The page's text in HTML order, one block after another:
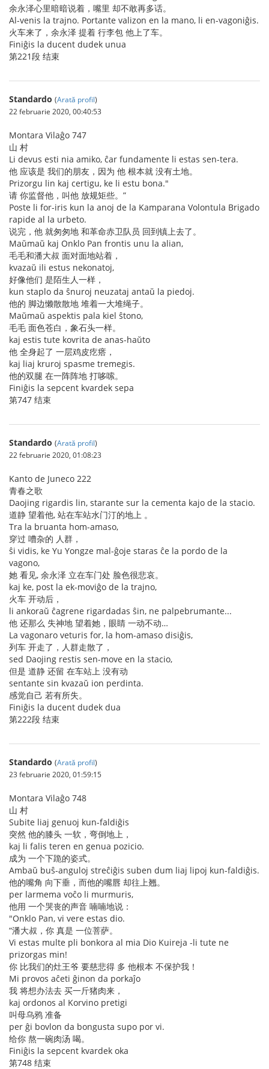
余永泽心里暗暗说着，嘴里 却不敢再多话。
Al-venis la trajno. Portante valizon en la mano, li en-vagoniĝis.
火车来了，余永泽 提着 行李包 他上了车。
Finiĝis la ducent dudek unua
第221段 结束
Standardo (Arată profil)
22 februarie 2020, 00:40:53
Montara Vilaĝo 747
山 村
Li devus esti nia amiko, ĉar fundamente li estas sen-tera.
他 应该是 我们的朋友，因为 他 根本就 没有土地。
Prizorgu lin kaj certigu, ke li estu bona."
请 你监督他，叫他 放规矩些。”
Poste li for-iris kun la anoj de la Kamparana Volontula Brigado
rapide al la urbeto.
说完，他 就匆匆地 和革命赤卫队员 回到镇上去了。
Maŭmaŭ kaj Onklo Pan frontis unu la alian,
毛毛和潘大叔 面对面地站着，
kvazaŭ ili estus nekonatoj,
好像他们 是陌生人一样，
kun staplo da ŝnuroj neuzataj antaŭ la piedoj.
他的 脚边懒散散地 堆着一大堆绳子。
Maŭmaŭ aspektis pala kiel ŝtono,
毛毛 面色苍白，象石头一样。
kaj estis tute kovrita de anas-haŭto
他 全身起了 一层鸡皮疙瘩，
kaj liaj kruroj spasme tremegis.
他的双腿 在一阵阵地 打哆嗦。
Finiĝis la sepcent kvardek sepa
第747 结束
Standardo (Arată profil)
22 februarie 2020, 01:08:23
Kanto de Juneco 222
青春之歌
Daojing rigardis lin, starante sur la cementa kajo de la stacio.
道静 望着他, 站在车站水门汀的地上 。
Tra la bruanta hom-amaso,
穿过 嘈杂的 人群，
ŝi vidis, ke Yu Yongze mal-ĝoje staras ĉe la pordo de la
vagono,
她 看见, 余永泽 立在车门处 脸色很悲哀。
kaj ke, post la ek-moviĝo de la trajno,
火车 开动后，
li ankoraŭ ĉagrene rigardadas ŝin, ne palpebrumante...
他 还那么 失神地 望着她，眼睛 一动不动…
La vagonaro veturis for, la hom-amaso disiĝis,
列车 开走了，人群走散了，
sed Daojing restis sen-move en la stacio,
但是 道静 还留 在车站上 没有动
sentante sin kvazaŭ ion perdinta.
感觉自己 若有所失。
Finiĝis la ducent dudek dua
第222段 结束
Standardo (Arată profil)
23 februarie 2020, 01:59:15
Montara Vilaĝo 748
山 村
Subite liaj genuoj kun-faldiĝis
突然 他的膝头 一软，弯倒地上，
kaj li falis teren en genua pozicio.
成为 一个下跪的姿式。
Ambaŭ buŝ-anguloj streĉiĝis suben dum liaj lipoj kun-faldiĝis.
他的嘴角 向下垂，而他的嘴唇 却往上翘。
per larmema voĉo li murmuris,
他用 一个哭丧的声音 喃喃地说：
"Onklo Pan, vi vere estas dio.
“潘大叔，你 真是 一位菩萨。
Vi estas multe pli bonkora al mia Dio Kuireja -li tute ne
prizorgas min!
你 比我们的灶王爷 要慈悲得 多 他根本 不保护我！
Mi provos aĉeti ĝinon da porkaĵo
我 将想办法去 买一斤猪肉来，
kaj ordonos al Korvino pretigi
叫母乌鸦 准备
per ĝi bovlon da bongusta supo por vi.
给你 熬一碗肉汤 喝。
Finiĝis la sepcent kvardek oka
第748 结束